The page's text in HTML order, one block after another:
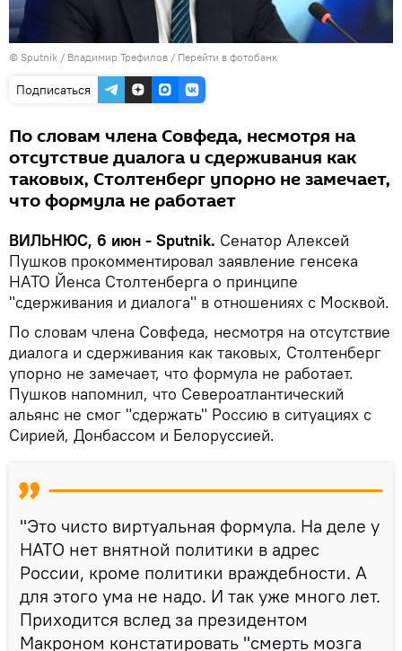
© Sputnik / Владимир Трефилов / Перейти в фотобанк
Подписаться
По словам члена Совфеда, несмотря на
отсутствие диалога и сдерживания как
таковых, Столтенберг упорно не замечает,
что формула не работает
ВИЛЬНЮС, 6 июн - Sputnik. Сенатор Алексей
Пушков прокомментировал заявление генсека
НАТО Йенса Столтенберга о принципе
"сдерживания и диалога" в отношениях с Москвой.
По словам члена Совфеда, несмотря на отсутствие
диалога и сдерживания как таковых, Столтенберг
упорно не замечает, что формула не работает.
Пушков напомнил, что Североатлантический
альянс не смог "сдержать" Россию в ситуациях с
Сирией, Донбассом и Белоруссией.
"Это чисто виртуальная формула. На деле у
НАТО нет внятной политики в адрес
России, кроме политики враждебности. А
для этого ума не надо. И так уже много лет.
Приходится вслед за президентом
Макроном констатировать "смерть мозга